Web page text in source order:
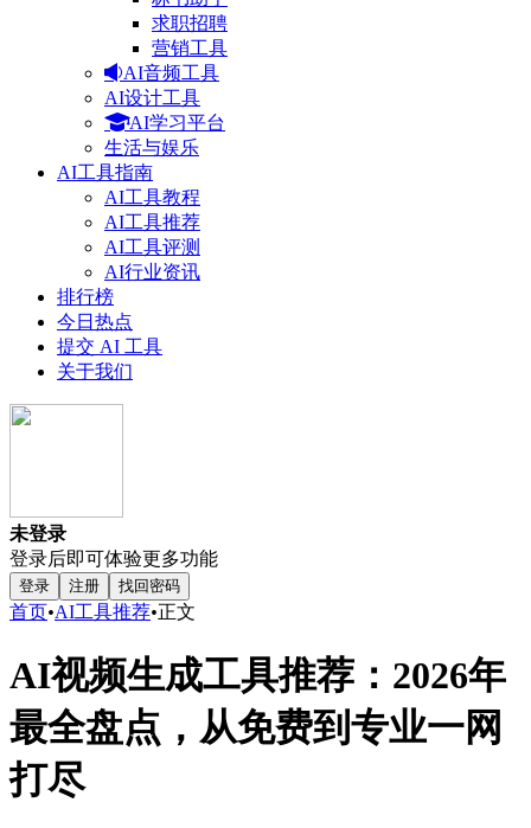
求职招聘
营销工具
AI音频工具
AI设计工具
AI学习平台
生活与娱乐
AI工具指南
AI工具教程
AI工具推荐
AI工具评测
AI行业资讯
排行榜
今日热点
提交 AI 工具
关于我们
未登录
登录后即可体验更多功能
登录 注册 找回密码
首页•AI工具推荐•正文
AI视频生成工具推荐：2026年
最全盘点，从免费到专业一网
打尽